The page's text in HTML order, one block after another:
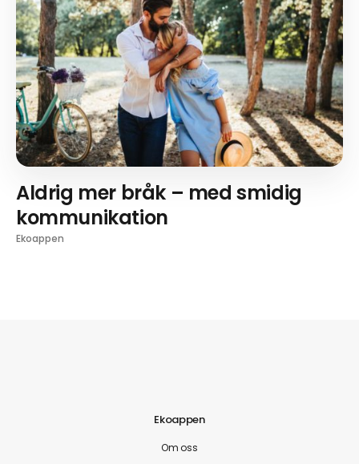
Aldrig mer bråk – med smidig
kommunikation
Ekoappen
Ekoappen
Om oss